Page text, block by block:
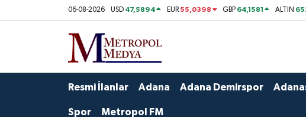
06-08-2026 USD 47,5894 EUR55,0398 GBP 64,1581 ALTIN
Resmi İlanlar Adana Adana Demirspor
Spor Metropol FM
Ekonomi
Yazarlar
Foto Galeri
Seyhan Nöbetçi Eczaneler
Seyhan Hava Durumu